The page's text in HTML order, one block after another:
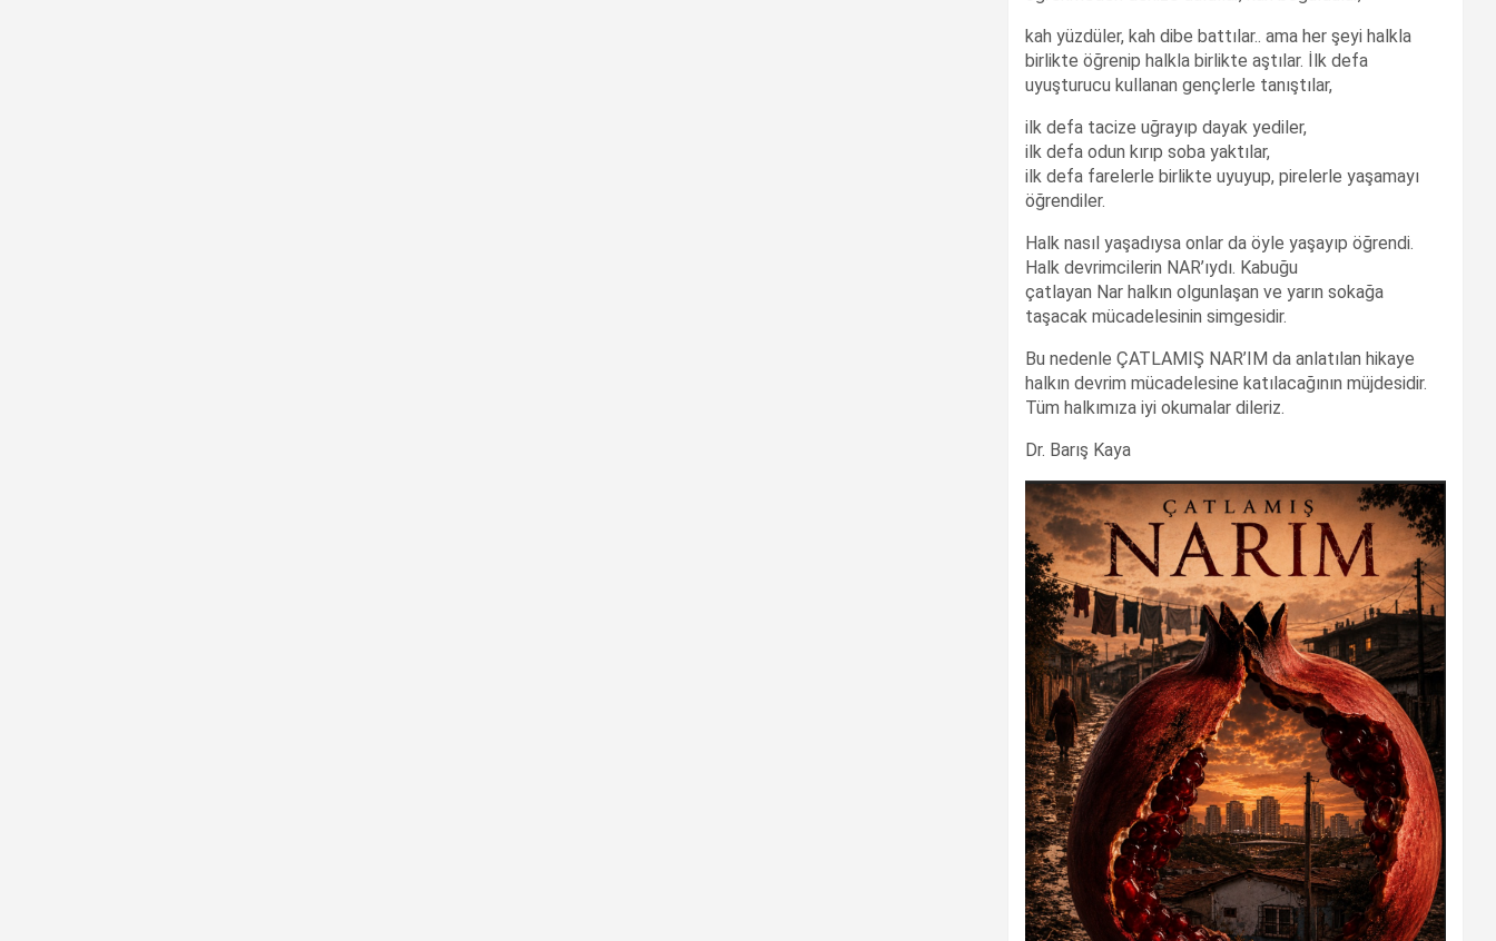
kah yüzdüler, kah dibe battılar.. ama her şeyi halkla
birlikte öğrenip halkla birlikte aştılar. İlk defa
uyuşturucu kullanan gençlerle tanıştılar,
ilk defa tacize uğrayıp dayak yediler,
ilk defa odun kırıp soba yaktılar,
ilk defa farelerle birlikte uyuyup, pirelerle yaşamayı
öğrendiler.
Halk nasıl yaşadıysa onlar da öyle yaşayıp öğrendi.
Halk devrimcilerin NAR’ıydı. Kabuğu
çatlayan Nar halkın olgunlaşan ve yarın sokağa
taşacak mücadelesinin simgesidir.
Bu nedenle ÇATLAMIŞ NAR’IM da anlatılan hikaye
halkın devrim mücadelesine katılacağının müjdesidir.
Tüm halkımıza iyi okumalar dileriz.
Dr. Barış Kaya